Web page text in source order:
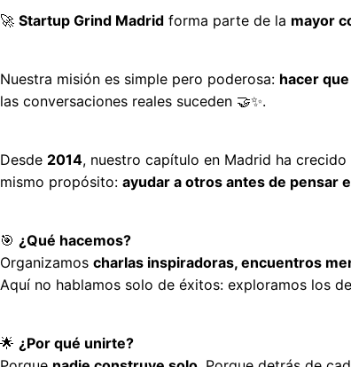
🚀 Startup Grind Madrid forma parte de la mayor
Nuestra misión es simple pero poderosa: hacer
las conversaciones reales suceden 🤝✨.
Desde 2014, nuestro capítulo en Madrid ha
mismo propósito: ayudar a otros antes de pensar
🎯 ¿Qué hacemos?
Organizamos charlas inspiradoras, encuentros
Aquí no hablamos solo de éxitos: exploramos los
🌟 ¿Por qué unirte?